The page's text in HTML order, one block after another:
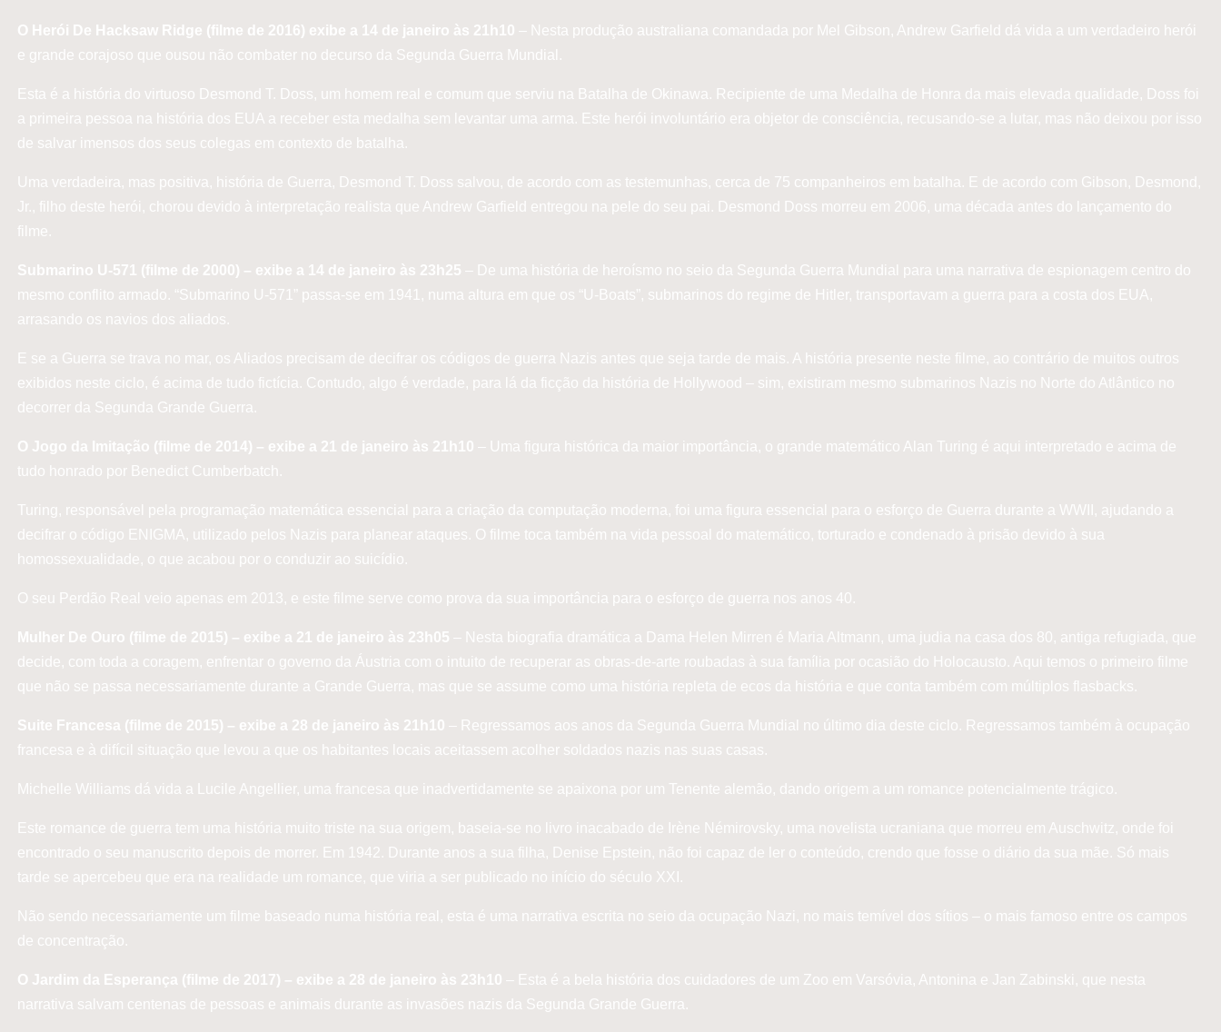
O Herói De Hacksaw Ridge (filme de 2016) exibe a 14 de janeiro às 21h10 – Nesta produção australiana comandada por Mel Gibson, Andrew Garfield dá vida a um verdadeiro herói
e grande corajoso que ousou não combater no decurso da Segunda Guerra Mundial.
Esta é a história do virtuoso Desmond T. Doss, um homem real e comum que serviu na Batalha de Okinawa. Recipiente de uma Medalha de Honra da mais elevada qualidade, Doss foi
a primeira pessoa na história dos EUA a receber esta medalha sem levantar uma arma. Este herói involuntário era objetor de consciência, recusando-se a lutar, mas não deixou por isso
de salvar imensos dos seus colegas em contexto de batalha.
Uma verdadeira, mas positiva, história de Guerra, Desmond T. Doss salvou, de acordo com as testemunhas, cerca de 75 companheiros em batalha. E de acordo com Gibson, Desmond,
Jr., filho deste herói, chorou devido à interpretação realista que Andrew Garfield entregou na pele do seu pai. Desmond Doss morreu em 2006, uma década antes do lançamento do
filme.
Submarino U-571 (filme de 2000) – exibe a 14 de janeiro às 23h25 – De uma história de heroísmo no seio da Segunda Guerra Mundial para uma narrativa de espionagem centro do
mesmo conflito armado. “Submarino U-571” passa-se em 1941, numa altura em que os “U-Boats”, submarinos do regime de Hitler, transportavam a guerra para a costa dos EUA,
arrasando os navios dos aliados.
E se a Guerra se trava no mar, os Aliados precisam de decifrar os códigos de guerra Nazis antes que seja tarde de mais. A história presente neste filme, ao contrário de muitos outros
exibidos neste ciclo, é acima de tudo fictícia. Contudo, algo é verdade, para lá da ficção da história de Hollywood – sim, existiram mesmo submarinos Nazis no Norte do Atlântico no
decorrer da Segunda Grande Guerra.
O Jogo da Imitação (filme de 2014) – exibe a 21 de janeiro às 21h10 – Uma figura histórica da maior importância, o grande matemático Alan Turing é aqui interpretado e acima de
tudo honrado por Benedict Cumberbatch.
Turing, responsável pela programação matemática essencial para a criação da computação moderna, foi uma figura essencial para o esforço de Guerra durante a WWII, ajudando a
decifrar o código ENIGMA, utilizado pelos Nazis para planear ataques. O filme toca também na vida pessoal do matemático, torturado e condenado à prisão devido à sua
homossexualidade, o que acabou por o conduzir ao suicídio.
O seu Perdão Real veio apenas em 2013, e este filme serve como prova da sua importância para o esforço de guerra nos anos 40.
Mulher De Ouro (filme de 2015) – exibe a 21 de janeiro às 23h05 – Nesta biografia dramática a Dama Helen Mirren é Maria Altmann, uma judia na casa dos 80, antiga refugiada, que
decide, com toda a coragem, enfrentar o governo da Áustria com o intuito de recuperar as obras-de-arte roubadas à sua família por ocasião do Holocausto. Aqui temos o primeiro filme
que não se passa necessariamente durante a Grande Guerra, mas que se assume como uma história repleta de ecos da história e que conta também com múltiplos flasbacks.
Suite Francesa (filme de 2015) – exibe a 28 de janeiro às 21h10 – Regressamos aos anos da Segunda Guerra Mundial no último dia deste ciclo. Regressamos também à ocupação
francesa e à difícil situação que levou a que os habitantes locais aceitassem acolher soldados nazis nas suas casas.
Michelle Williams dá vida a Lucile Angellier, uma francesa que inadvertidamente se apaixona por um Tenente alemão, dando origem a um romance potencialmente trágico.
Este romance de guerra tem uma história muito triste na sua origem, baseia-se no livro inacabado de Irène Némirovsky, uma novelista ucraniana que morreu em Auschwitz, onde foi
encontrado o seu manuscrito depois de morrer. Em 1942. Durante anos a sua filha, Denise Epstein, não foi capaz de ler o conteúdo, crendo que fosse o diário da sua mãe. Só mais
tarde se apercebeu que era na realidade um romance, que viria a ser publicado no início do século XXI.
Não sendo necessariamente um filme baseado numa história real, esta é uma narrativa escrita no seio da ocupação Nazi, no mais temível dos sítios – o mais famoso entre os campos
de concentração.
O Jardim da Esperança (filme de 2017) – exibe a 28 de janeiro às 23h10 – Esta é a bela história dos cuidadores de um Zoo em Varsóvia, Antonina e Jan Zabinski, que nesta
narrativa salvam centenas de pessoas e animais durante as invasões nazis da Segunda Grande Guerra.